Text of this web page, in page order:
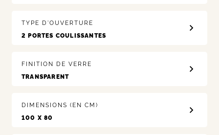
TYPE D'OUVERTURE
FINITION DE VERRE
DIMENSIONS (EN CM)